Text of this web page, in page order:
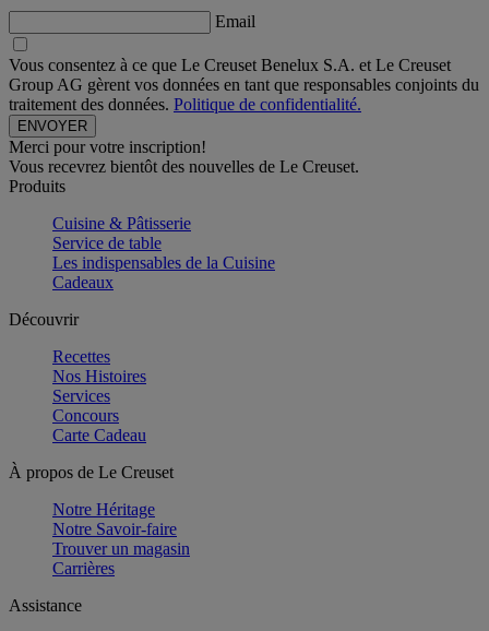
Email
Vous consentez à ce que Le Creuset Benelux S.A. et Le Creuset
Group AG gèrent vos données en tant que responsables conjoints du
traitement des données. Politique de confidentialité.
Merci pour votre inscription!
Vous recevrez bientôt des nouvelles de Le Creuset.
Produits
Cuisine & Pâtisserie
Service de table
Les indispensables de la Cuisine
Cadeaux
Découvrir
Recettes
Nos Histoires
Services
Concours
Carte Cadeau
À propos de Le Creuset
Notre Héritage
Notre Savoir-faire
Trouver un magasin
Carrières
Assistance